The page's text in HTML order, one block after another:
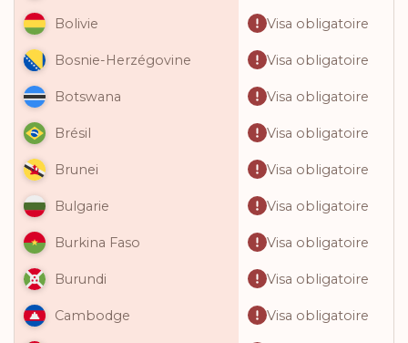
Bolivie Visa obligatoire
Bosnie-Herzégovine Visa obligatoire
Botswana Visa obligatoire
Brésil Visa obligatoire
Brunei Visa obligatoire
Bulgarie Visa obligatoire
Burkina Faso Visa obligatoire
Burundi Visa obligatoire
Cambodge Visa obligatoire